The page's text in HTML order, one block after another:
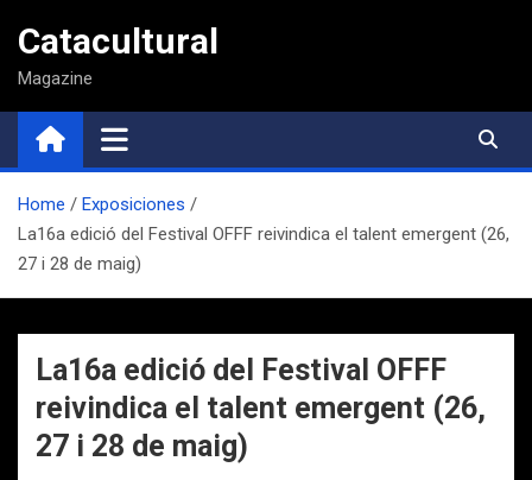
contenido
Catacultural
Magazine
Home
Exposiciones
La16a edició del Festival OFFF reivindica el talent emergent (26,
27 i 28 de maig)
La16a edició del Festival OFFF
reivindica el talent emergent (26,
27 i 28 de maig)